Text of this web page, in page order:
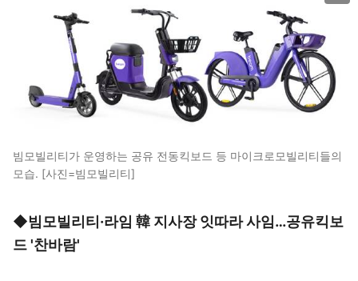
빔모빌리티가 운영하는 공유 전동킥보드 등 마이크로모빌리티들의
모습. [사진=빔모빌리티]
◆빔모빌리티·라임 韓 지사장 잇따라 사임…공유킥보
드 '찬바람'